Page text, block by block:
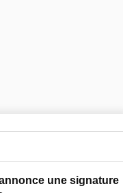
une signature